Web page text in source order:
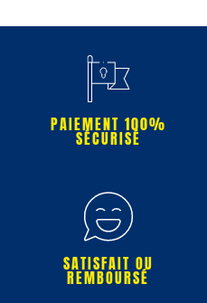
PAIEMENT 100%
SÉCURISÉ
SATISFAIT OU
REMBOURSÉ